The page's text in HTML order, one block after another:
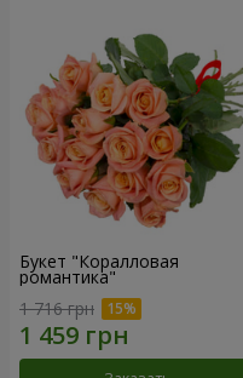
Букет "Коралловая
романтика"
1 716 грн